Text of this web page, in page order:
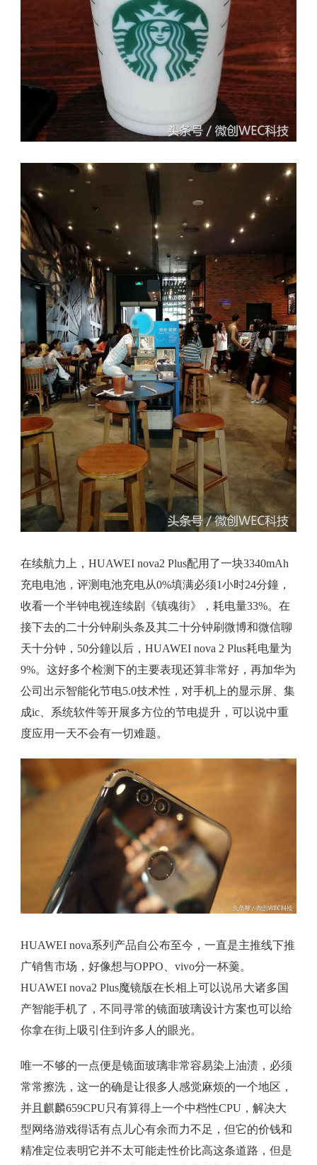
在续航力上，HUAWEI nova2 Plus配用了一块3340mAh
充电电池，评测电池充电从0%填满必须1小时24分鐘，
收看一个半钟电视连续剧《镇魂街》，耗电量33%。在
接下去的二十分钟刷头条及其二十分钟刷微博和微信聊
天十分钟，50分鐘以后，HUAWEI nova 2 Plus耗电量为
9%。这好多个检测下的主要表现还算非常好，再加华为
公司出示智能化节电5.0技术性，对手机上的显示屏、集
成ic、系统软件等开展多方位的节电提升，可以说中重
度应用一天不会有一切难题。
HUAWEI nova系列产品自公布至今，一直是主推线下推
广销售市场，好像想与OPPO、vivo分一杯羹。
HUAWEI nova2 Plus魔镜版在长相上可以说吊大诸多国
产智能手机了，不同寻常的镜面玻璃设计方案也可以给
你拿在街上吸引住到许多人的眼光。
唯一不够的一点便是镜面玻璃非常容易染上油渍，必须
常常擦洗，这一的确是让很多人感觉麻烦的一个地区，
并且麒麟659CPU只有算得上一个中档性CPU，解决大
型网络游戏得话有点儿心有余而力不足，但它的价钱和
精准定位表明它并不太可能走性价比高这条道路，但是